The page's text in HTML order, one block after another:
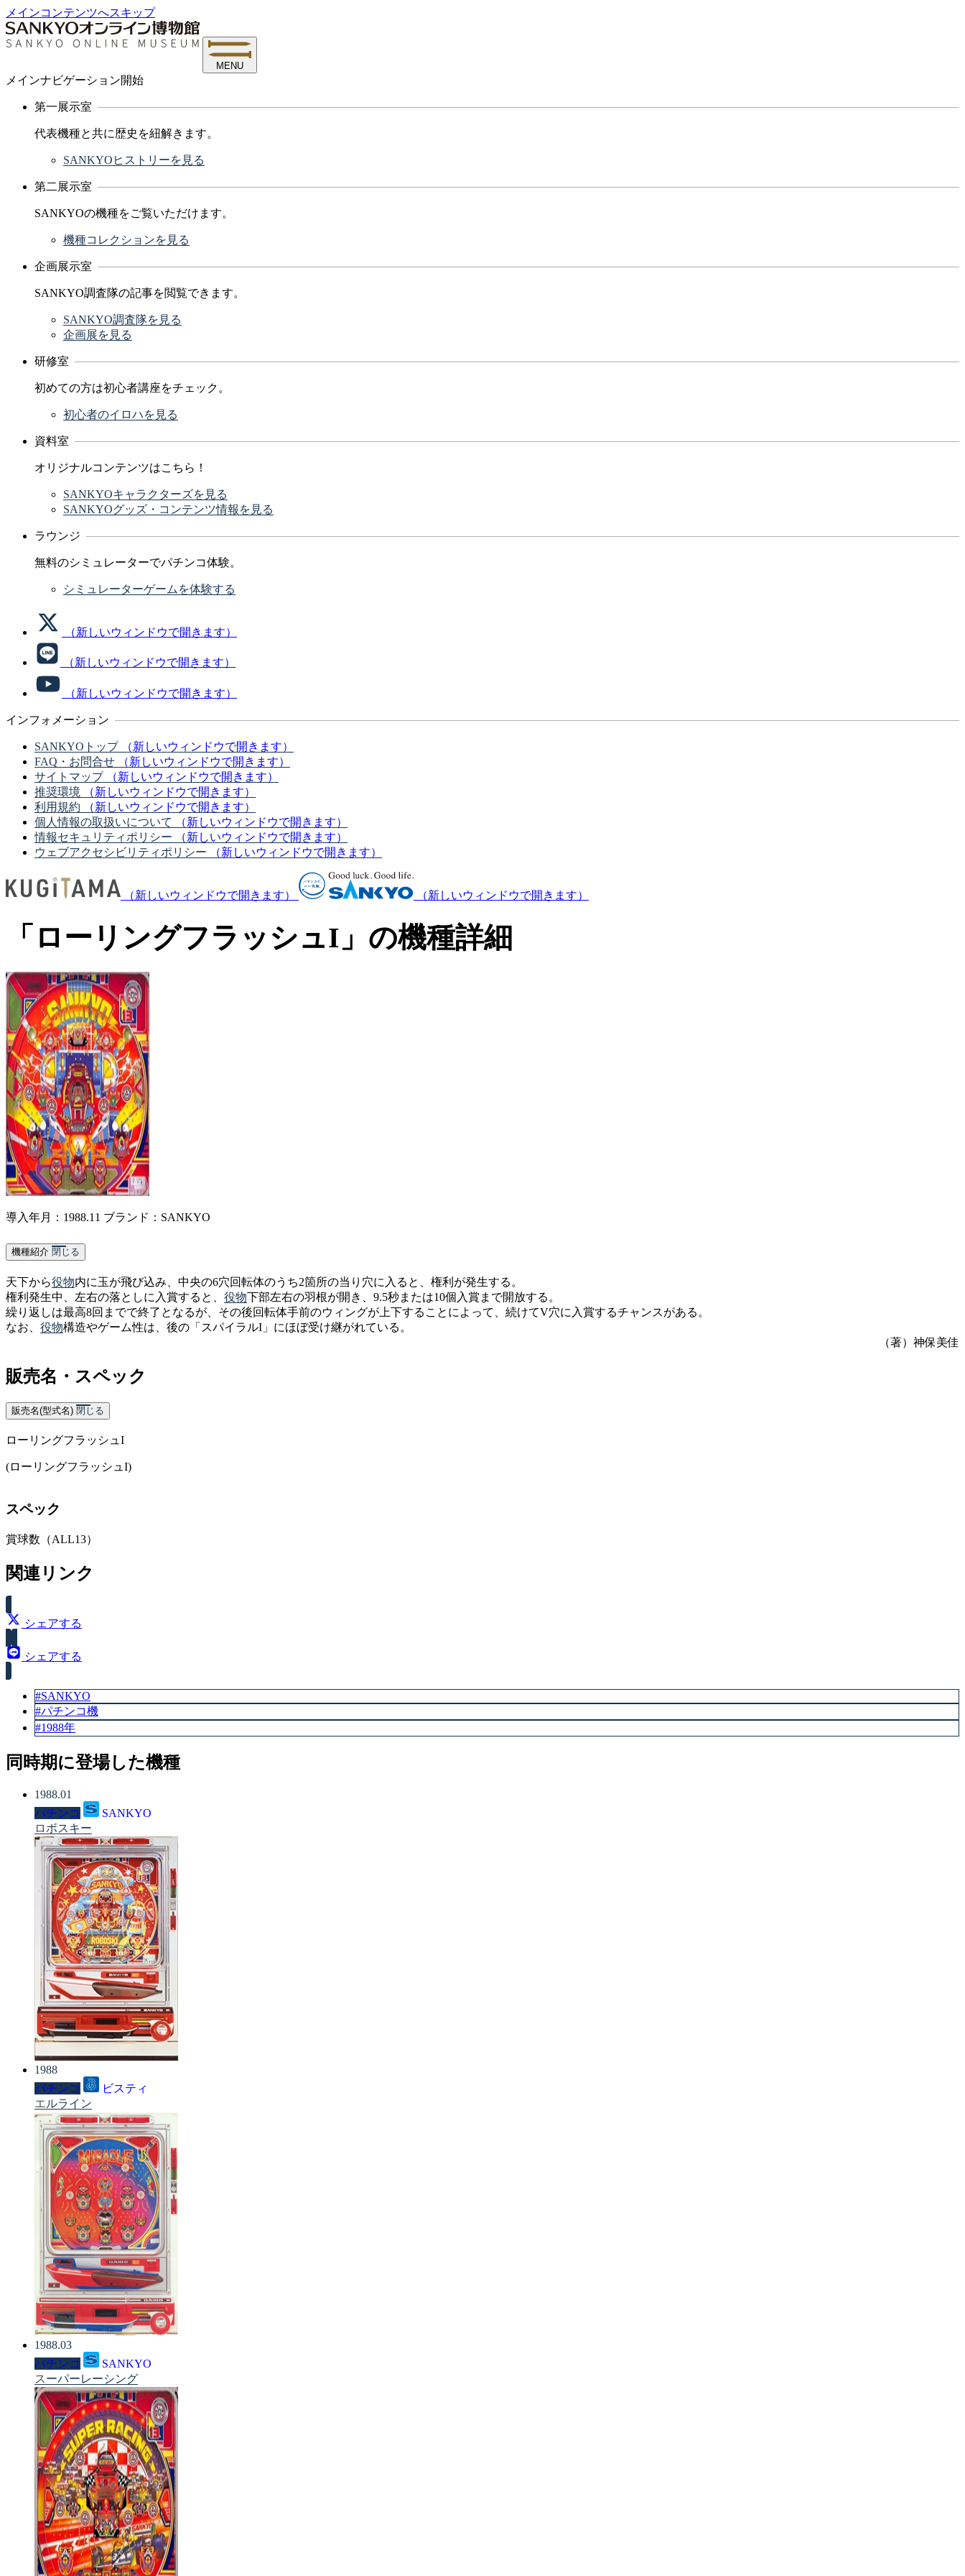
メインコンテンツへスキップ
MENU
メインナビゲーション開始
第一展示室
代表機種と共に歴史を紐解きます。
SANKYOヒストリーを見る
第二展示室
SANKYOの機種をご覧いただけます。
機種コレクションを見る
企画展示室
SANKYO調査隊の記事を閲覧できます。
SANKYO調査隊を見る
企画展を見る
研修室
初めての方は初心者講座をチェック。
初心者のイロハを見る
資料室
オリジナルコンテンツはこちら！
SANKYOキャラクターズを見る
SANKYOグッズ・コンテンツ情報を見る
ラウンジ
無料のシミュレーターでパチンコ体験。
シミュレーターゲームを体験する
（新しいウィンドウで開きます）
（新しいウィンドウで開きます）
（新しいウィンドウで開きます）
インフォメーション
SANKYOトップ
（新しいウィンドウで開きます）
FAQ・お問合せ
（新しいウィンドウで開きます）
サイトマップ
（新しいウィンドウで開きます）
推奨環境
（新しいウィンドウで開きます）
利用規約
（新しいウィンドウで開きます）
個人情報の取扱いについて
（新しいウィンドウで開きます）
情報セキュリティポリシー
（新しいウィンドウで開きます）
ウェブアクセシビリティポリシー
（新しいウィンドウで開きます）
（新しいウィンドウで開きます） （新しいウィンドウで開きます）
「ローリングフラッシュI」の機種詳細
導入年月：1988.11 ブランド：SANKYO
機種紹介 閉じる
天下から役物内に玉が飛び込み、中央の6穴回転体のうち2箇所の当り穴に入ると、権利が発生する。
権利発生中、左右の落としに入賞すると、 役物下部左右の羽根が開き、9.5秒または10個入賞まで開放する。
繰り返しは最高8回までで終了となるが、その後回転体手前のウィングが上下することによって、続けてV穴に入賞するチャンスがある。
なお、 役物構造やゲーム性は、後の「スパイラルI」にほぼ受け継がれている。
（著）神保美佳
販売名・スペック
販売名(型式名) 閉じる
ローリングフラッシュI
(ローリングフラッシュI)
スペック
賞球数（ALL13）
関連リンク
シェアする
シェアする
#SANKYO
#パチンコ機
#1988年
同時期に登場した機種
1988.01
パチンコ
SANKYO
ロボスキー
1988
パチンコ
ビスティ
エルライン
1988.03
パチンコ
SANKYO
スーパーレーシング